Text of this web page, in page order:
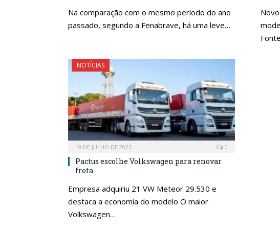
Na comparação com o mesmo período do ano
passado, segundo a Fenabrave, há uma leve…
NOTÍCIAS
19 DE JULHO DE 2023 0
Pactus escolhe Volkswagen para renovar
frota
Empresa adquiriu 21 VW Meteor 29.530 e
destaca a economia do modelo O maior
Volkswagen…